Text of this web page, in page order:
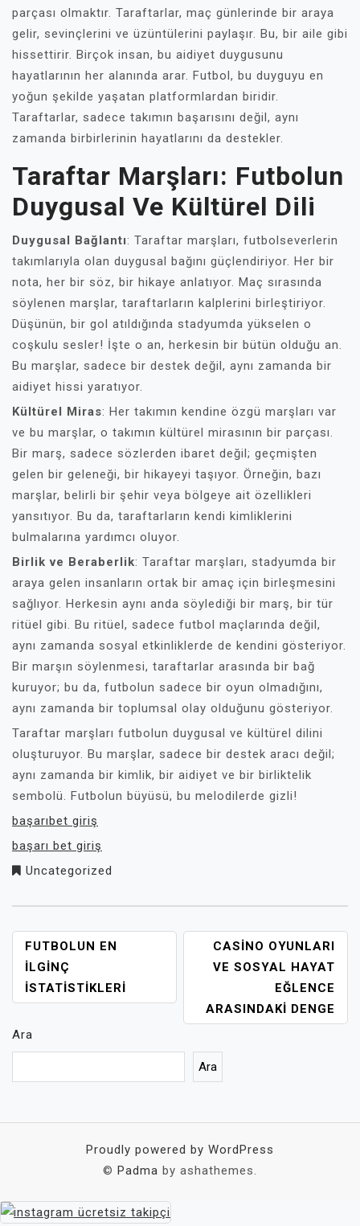
parçası olmaktır. Taraftarlar, maç günlerinde bir araya
gelir, sevinçlerini ve üzüntülerini paylaşır. Bu, bir aile gibi
hissettirir. Birçok insan, bu aidiyet duygusunu
hayatlarının her alanında arar. Futbol, bu duyguyu en
yoğun şekilde yaşatan platformlardan biridir.
Taraftarlar, sadece takımın başarısını değil, aynı
zamanda birbirlerinin hayatlarını da destekler.
Taraftar Marşları: Futbolun
Duygusal Ve Kültürel Dili
Duygusal Bağlantı: Taraftar marşları, futbolseverlerin
takımlarıyla olan duygusal bağını güçlendiriyor. Her bir
nota, her bir söz, bir hikaye anlatıyor. Maç sırasında
söylenen marşlar, taraftarların kalplerini birleştiriyor.
Düşünün, bir gol atıldığında stadyumda yükselen o
coşkulu sesler! İşte o an, herkesin bir bütün olduğu an.
Bu marşlar, sadece bir destek değil, aynı zamanda bir
aidiyet hissi yaratıyor.
Kültürel Miras: Her takımın kendine özgü marşları var
ve bu marşlar, o takımın kültürel mirasının bir parçası.
Bir marş, sadece sözlerden ibaret değil; geçmişten
gelen bir geleneği, bir hikayeyi taşıyor. Örneğin, bazı
marşlar, belirli bir şehir veya bölgeye ait özellikleri
yansıtıyor. Bu da, taraftarların kendi kimliklerini
bulmalarına yardımcı oluyor.
Birlik ve Beraberlik: Taraftar marşları, stadyumda bir
araya gelen insanların ortak bir amaç için birleşmesini
sağlıyor. Herkesin aynı anda söylediği bir marş, bir tür
ritüel gibi. Bu ritüel, sadece futbol maçlarında değil,
aynı zamanda sosyal etkinliklerde de kendini gösteriyor.
Bir marşın söylenmesi, taraftarlar arasında bir bağ
kuruyor; bu da, futbolun sadece bir oyun olmadığını,
aynı zamanda bir toplumsal olay olduğunu gösteriyor.
Taraftar marşları futbolun duygusal ve kültürel dilini
oluşturuyor. Bu marşlar, sadece bir destek aracı değil;
aynı zamanda bir kimlik, bir aidiyet ve bir birliktelik
sembolü. Futbolun büyüsü, bu melodilerde gizli!
başarıbet giriş
başarı bet giriş
Uncategorized
YAZI
GEZINMESI
FUTBOLUN EN
İLGINÇ
İSTATISTIKLERI
CASINO OYUNLARI
VE SOSYAL HAYAT
EĞLENCE
ARASINDAKI DENGE
Ara
Ara
Proudly powered by WordPress
© Padma by ashathemes.